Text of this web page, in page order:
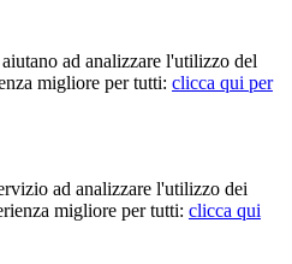
ad analizzare l'utilizzo del
migliore per tutti: clicca qui per
ad analizzare l'utilizzo dei
migliore per tutti: clicca qui